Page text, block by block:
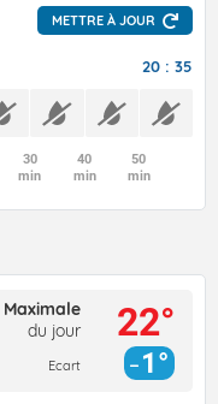
METTRE À JOUR
20 : 35
30
min
40
min
50
min
Maximale
du jour
Ecart
22°
1°